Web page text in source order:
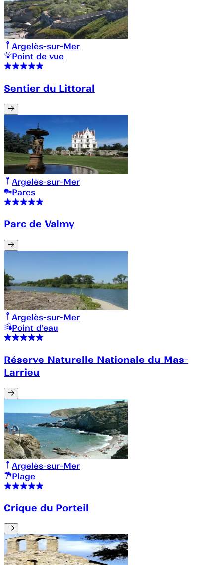
Argelès-sur-Mer
Point de vue
Sentier du Littoral
Argelès-sur-Mer
Parcs
Parc de Valmy
Argelès-sur-Mer
Point d'eau
Réserve Naturelle Nationale du Mas-
Larrieu
Argelès-sur-Mer
Plage
Crique du Porteil